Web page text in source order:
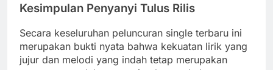
Kesimpulan Penyanyi Tulus Rilis
Secara keseluruhan peluncuran single terbaru ini
merupakan bukti nyata bahwa kekuatan lirik yang
jujur dan melodi yang indah tetap merupakan